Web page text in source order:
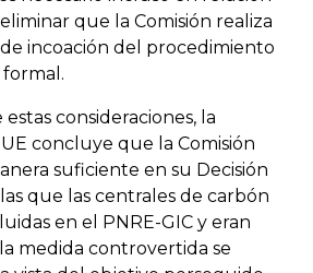
que la Comisión realiza
incoación del procedimiento
consideraciones, la
concluye que la Comisión
suficiente en su Decisión
que las centrales de carbón
en el PNRE-GIC y eran
medida controvertida se